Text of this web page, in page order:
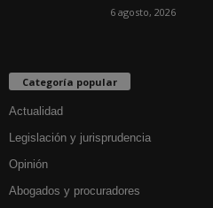
6 agosto, 2026
Categoría popular
Actualidad
Legislación y jurisprudencia
Opinión
Abogados y procuradores